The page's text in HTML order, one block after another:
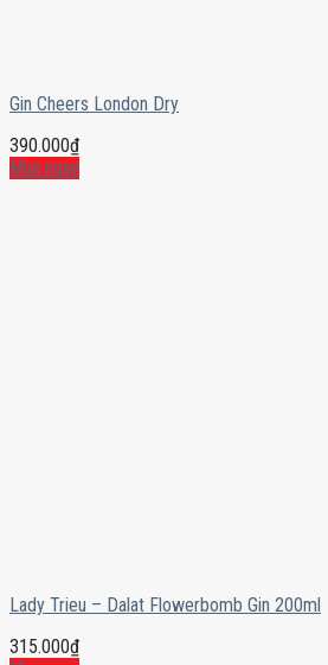
Gin Cheers London Dry
390.000₫
Mua ngay
Lady Trieu – Dalat Flowerbomb Gin 200ml
315.000₫